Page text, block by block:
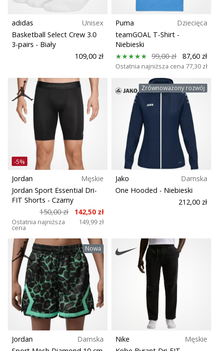
adidas
Unisex
Basketball Select Crew 3.0
3-pairs - Biały
109,00 zł
Puma
Dziecięca
teamGOAL T-Shirt -
Niebieski
99,00 zł
87,60 zł
Ostatnia najniższa cena 77,30 zł
-5%
Jordan
Męskie
Jordan Sport Essential Dri-
FIT Shorts - Czarny
150,00 zł
142,50 zł
Ostatnia najniższa
cena
149,99 zł
Zrównoważony rozwój
Jako
Damska
One Hooded - Niebieski
212,00 zł
Nowa
Jordan
Damska
Nike
Męskie